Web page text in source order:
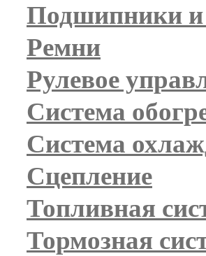
Подшипники и
Ремни
Рулевое
Система
Система
Сцепление
Топливная
Тормозная